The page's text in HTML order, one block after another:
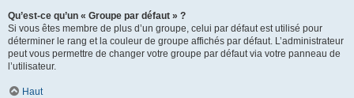
Qu’est-ce qu’un « Groupe par défaut » ?
Si vous êtes membre de plus d’un groupe, celui par défaut est utilisé pour
déterminer le rang et la couleur de groupe affichés par défaut. L’administrateur
peut vous permettre de changer votre groupe par défaut via votre panneau de
l’utilisateur.
Haut